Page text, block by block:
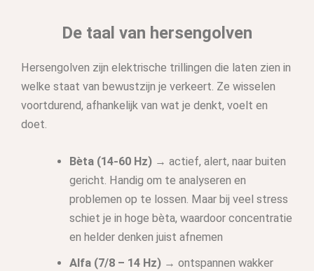
De taal van hersengolven
Hersengolven zijn elektrische trillingen die laten zien in
welke staat van bewustzijn je verkeert. Ze wisselen
voortdurend, afhankelijk van wat je denkt, voelt en
doet.
Bèta (14-60 Hz) → actief, alert, naar buiten
gericht. Handig om te analyseren en
problemen op te lossen. Maar bij veel stress
schiet je in hoge bèta, waardoor concentratie
en helder denken juist afnemen
Alfa (7/8 – 14 Hz) → ontspannen wakker